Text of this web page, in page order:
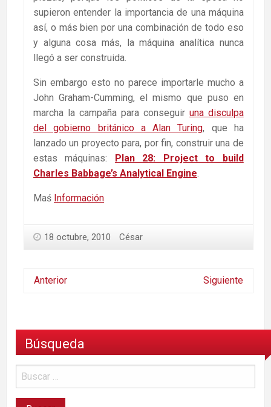
supieron entender la importancia de una máquina
así, o más bien por una combinación de todo eso
y alguna cosa más, la máquina analítica nunca
llegó a ser construida.
Sin embargo esto no parece importarle mucho a
John Graham-Cumming, el mismo que puso en
marcha la campaña para conseguir una disculpa
del gobierno británico a Alan Turing, que ha
lanzado un proyecto para, por fin, construir una de
estas máquinas: Plan 28: Project to build
Charles Babbage’s Analytical Engine
Maś Información
18 octubre, 2010 César
Anterior Siguiente
Búsqueda